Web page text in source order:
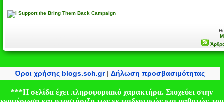
Όροι χρήσης blogs.sch.gr|Δήλωση προσβασιμότητας
***Η σελίδα έχει πληροφοριακό χαρακτήρα. Στοχεύει στην